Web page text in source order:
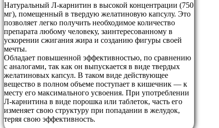
Натуральный Л-карнитин в высокой концентрации (750
мг), помещенный в твердую желатиновую капсулу. Это
позволяет легко получить необходимое количество
препарата любому человеку, заинтересованному в
ускорении сжигания жира и созданию фигуры своей
мечты.
Обладает повышенной эффективностью, по сравнению
с аналогами, так как он выпускается в виде твердых
желатиновых капсул. В таком виде действующее
вещество в полном объеме поступает в кишечник — к
месту его максимального усвоения. При употреблении
Л-карнитина в виде порошка или таблеток, часть его
изменяет свою структуру при попадании в желудок,
теряя свою эффективность.